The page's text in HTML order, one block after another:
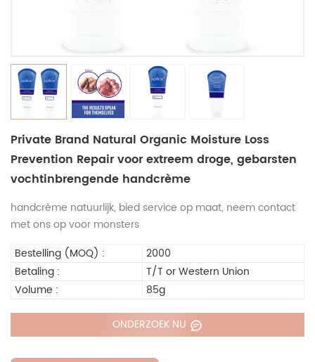
Private Brand Natural Organic Moisture Loss
Prevention Repair voor extreem droge, gebarsten
vochtinbrengende handcrème
handcrème natuurlijk, bied service op maat, neem contact
met ons op voor monsters
Bestelling (MOQ) :
2000
Betaling :
T/T or Western Union
Volume :
85g
ONDERZOEK NU